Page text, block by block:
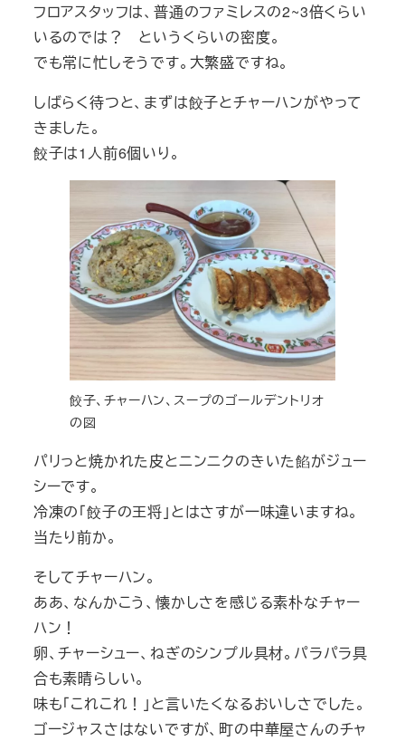
フロアスタッフは、普通のファミレスの2~3倍くらい
いるのでは？ というくらいの密度。
でも常に忙しそうです。大繁盛ですね。
しばらく待つと、まずは餃子とチャーハンがやって
きました。
餃子は1人前6個いり。
餃子、チャーハン、スープのゴールデントリオ
の図
パリっと焼かれた皮とニンニクのきいた餡がジュー
シーです。
冷凍の「餃子の王将」とはさすが一味違いますね。
当たり前か。
そしてチャーハン。
ああ、なんかこう、懐かしさを感じる素朴なチャー
ハン！
卵、チャーシュー、ねぎのシンプル具材。パラパラ具
合も素晴らしい。
味も「これこれ！」と言いたくなるおいしさでした。
ゴージャスさはないですが、町の中華屋さんのチャ